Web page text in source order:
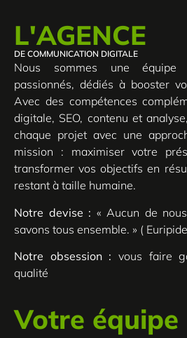
L'AGENCE
DE COMMUNICATION DIGITALE
Nous sommes une
passionnés, dédiés à booster
Avec des compétences
digitale, SEO, contenu et
chaque projet avec une
mission : maximiser votre
transformer vos objectifs en
restant à taille humaine.
Notre devise : « Aucun de
savons tous ensemble. » (
Notre obsession : vous faire
qualité
Votre équipe